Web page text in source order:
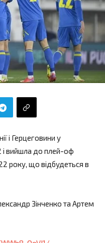
і Герцеговини у
і вийшла до плей-оф
року, що відбудеться в
Зінченко та Артем